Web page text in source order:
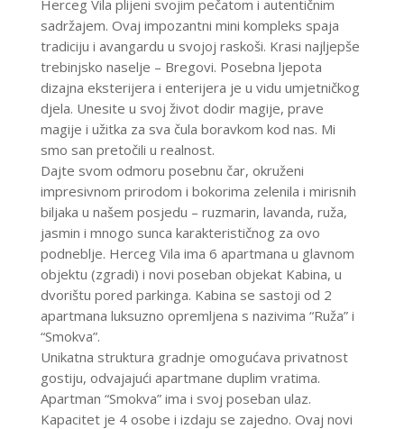
Herceg Vila plijeni svojim pečatom i autentičnim
sadržajem. Ovaj impozantni mini kompleks spaja
tradiciju i avangardu u svojoj raskoši. Krasi najljepše
trebinjsko naselje – Bregovi. Posebna ljepota
dizajna eksterijera i enterijera je u vidu umjetničkog
djela. Unesite u svoj život dodir magije, prave
magije i užitka za sva čula boravkom kod nas. Mi
smo san pretočili u realnost.
Dajte svom odmoru posebnu čar, okruženi
impresivnom prirodom i bokorima zelenila i mirisnih
biljaka u našem posjedu – ruzmarin, lavanda, ruža,
jasmin i mnogo sunca karakterističnog za ovo
podneblje. Herceg Vila ima 6 apartmana u glavnom
objektu (zgradi) i novi poseban objekat Kabina, u
dvorištu pored parkinga. Kabina se sastoji od 2
apartmana luksuzno opremljena s nazivima “Ruža” i
“Smokva”.
Unikatna struktura gradnje omogućava privatnost
gostiju, odvajajući apartmane duplim vratima.
Apartman “Smokva” ima i svoj poseban ulaz.
Kapacitet je 4 osobe i izdaju se zajedno. Ovaj novi